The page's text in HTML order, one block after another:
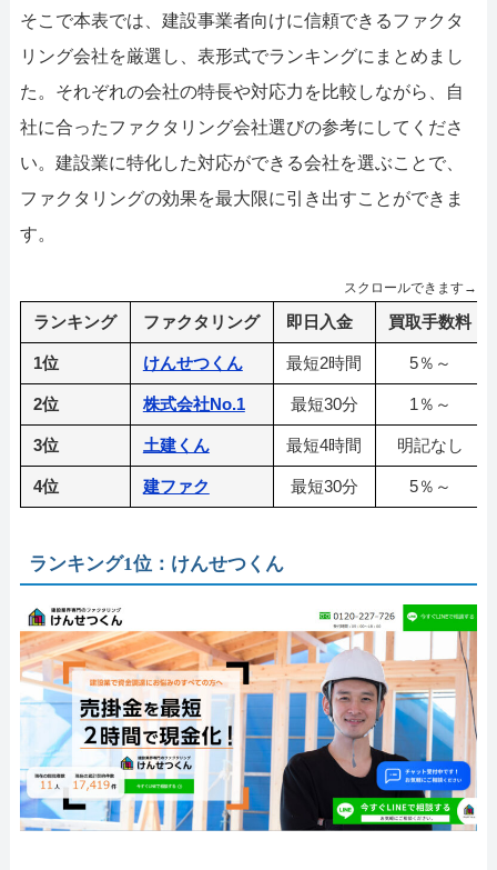
そこで本表では、建設事業者向けに信頼できるファクタ
リング会社を厳選し、表形式でランキングにまとめまし
た。それぞれの会社の特長や対応力を比較しながら、自
社に合ったファクタリング会社選びの参考にしてくださ
い。建設業に特化した対応ができる会社を選ぶことで、
ファクタリングの効果を最大限に引き出すことができま
す。
スクロールできます→
ランキング ファクタリング 即日入金 買取手数料
1位 けんせつくん 最短2時間 5％～
2位 株式会社No.1 最短30分 1％～
3位 土建くん 最短4時間 明記なし
4位 建ファク 最短30分 5％～
ランキング1位：けんせつくん